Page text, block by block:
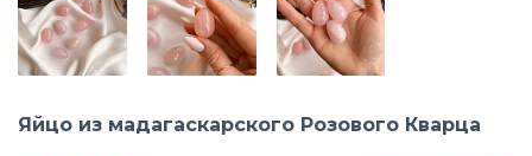
Яйцо из мадагаскарского Розового Кварца